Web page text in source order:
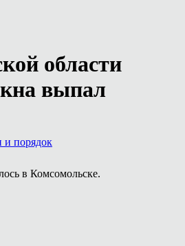
области
выпал
и порядок
в Комсомольске.